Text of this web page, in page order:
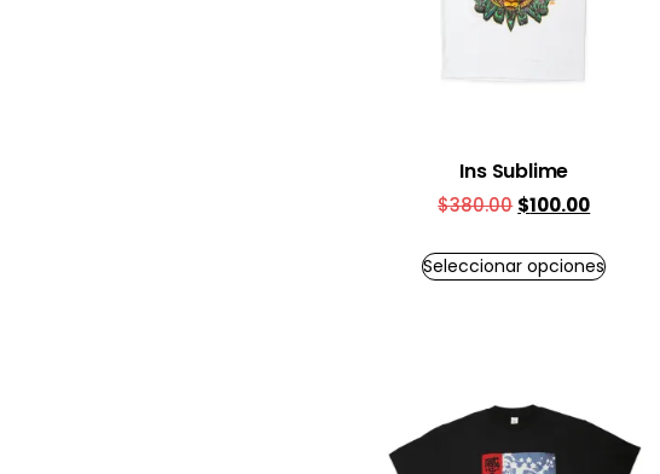
Ins Sublime
$380.00 $100.00
Seleccionar opciones